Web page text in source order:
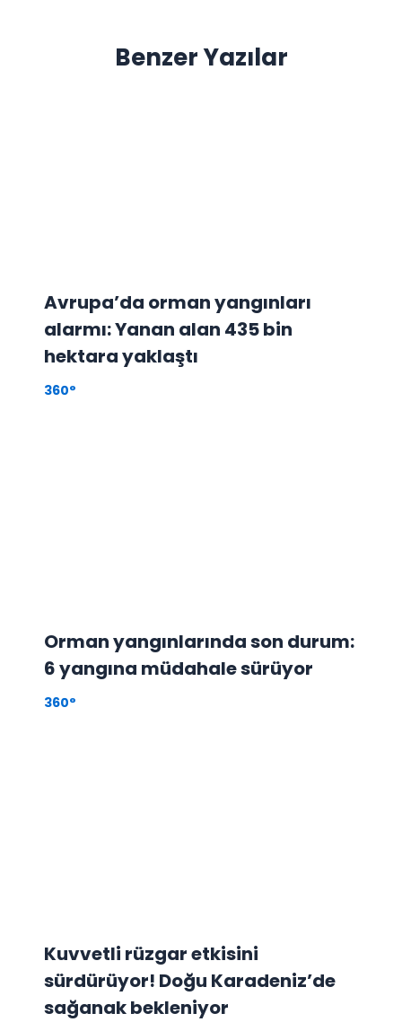
Benzer Yazılar
Avrupa’da orman yangınları
alarmı: Yanan alan 435 bin
hektara yaklaştı
360°
Orman yangınlarında son durum:
6 yangına müdahale sürüyor
360°
Kuvvetli rüzgar etkisini
sürdürüyor! Doğu Karadeniz’de
sağanak bekleniyor